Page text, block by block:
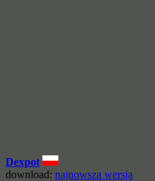
Dexpot
download: najnowsza wersja